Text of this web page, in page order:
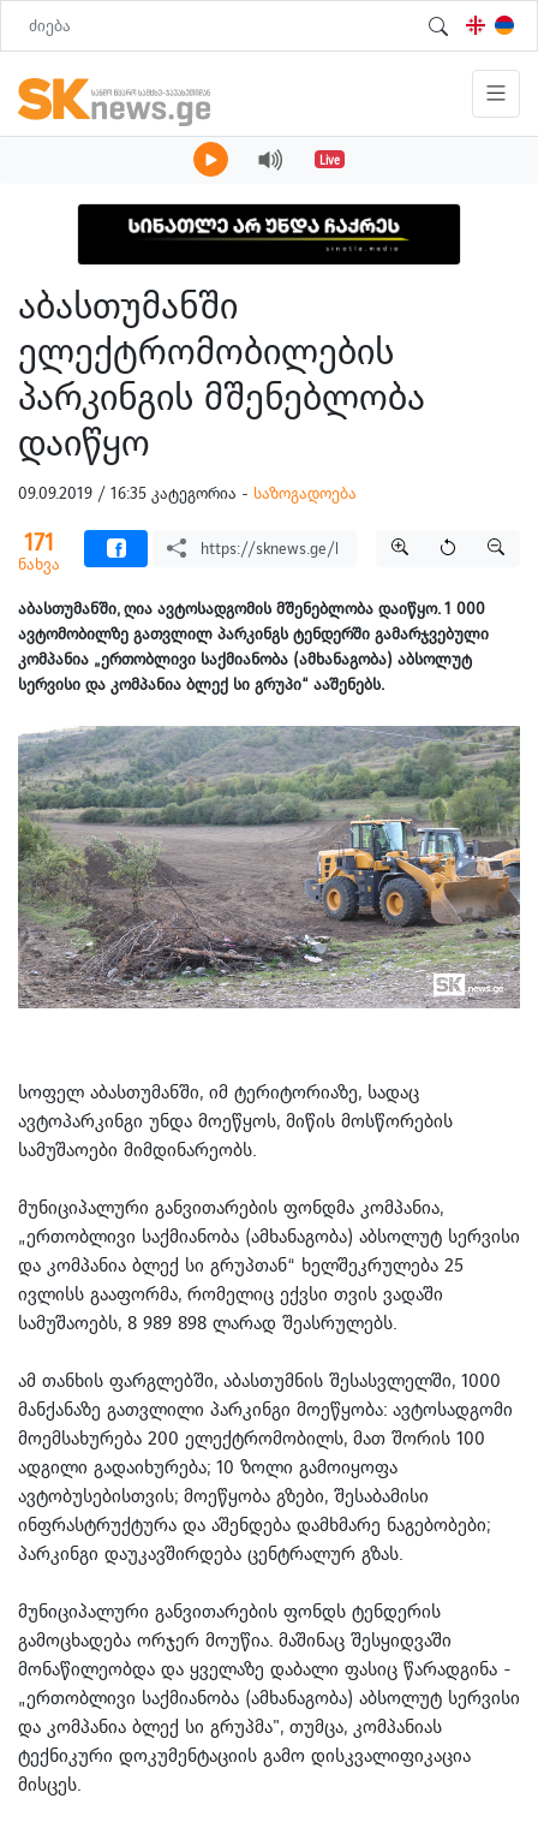
Live
აბასთუმანში
ელექტრომობილების
პარკინგის მშენებლობა
დაიწყო
09.09.2019 / 16:35 კატეგორია - საზოგადოება
171
ნახვა
აბასთუმანში, ღია ავტოსადგომის მშენებლობა დაიწყო. 1 000
ავტომობილზე გათვლილ პარკინგს ტენდერში გამარჯვებული
კომპანია „ერთობლივი საქმიანობა (ამხანაგობა) აბსოლუტ
სერვისი და კომპანია ბლექ სი გრუპი“ ააშენებს.
სოფელ აბასთუმანში, იმ ტერიტორიაზე, სადაც
ავტოპარკინგი უნდა მოეწყოს, მიწის მოსწორების
სამუშაოები მიმდინარეობს.
მუნიციპალური განვითარების ფონდმა კომპანია,
„ერთობლივი საქმიანობა (ამხანაგობა) აბსოლუტ სერვისი
და კომპანია ბლექ სი გრუპთან“ ხელშეკრულება 25
ივლისს გააფორმა, რომელიც ექვსი თვის ვადაში
სამუშაოებს, 8 989 898 ლარად შეასრულებს.
ამ თანხის ფარგლებში, აბასთუმნის შესასვლელში, 1000
მანქანაზე გათვლილი პარკინგი მოეწყობა: ავტოსადგომი
მოემსახურება 200 ელექტრომობილს, მათ შორის 100
ადგილი გადაიხურება; 10 ზოლი გამოიყოფა
ავტობუსებისთვის; მოეწყობა გზები, შესაბამისი
ინფრასტრუქტურა და აშენდება დამხმარე ნაგებობები;
პარკინგი დაუკავშირდება ცენტრალურ გზას.
მუნიციპალური განვითარების ფონდს ტენდერის
გამოცხადება ორჯერ მოუწია. მაშინაც შესყიდვაში
მონაწილეობდა და ყველაზე დაბალი ფასიც წარადგინა -
„ერთობლივი საქმიანობა (ამხანაგობა) აბსოლუტ სერვისი
და კომპანია ბლექ სი გრუპმა", თუმცა, კომპანიას
ტექნიკური დოკუმენტაციის გამო დისკვალიფიკაცია
მისცეს.